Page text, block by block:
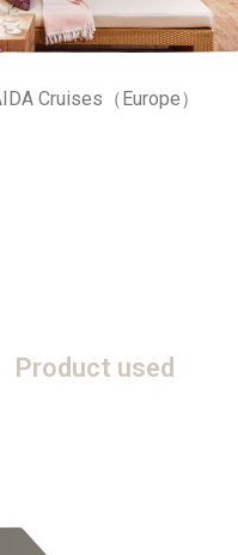
Cruises（Europe）
Product used